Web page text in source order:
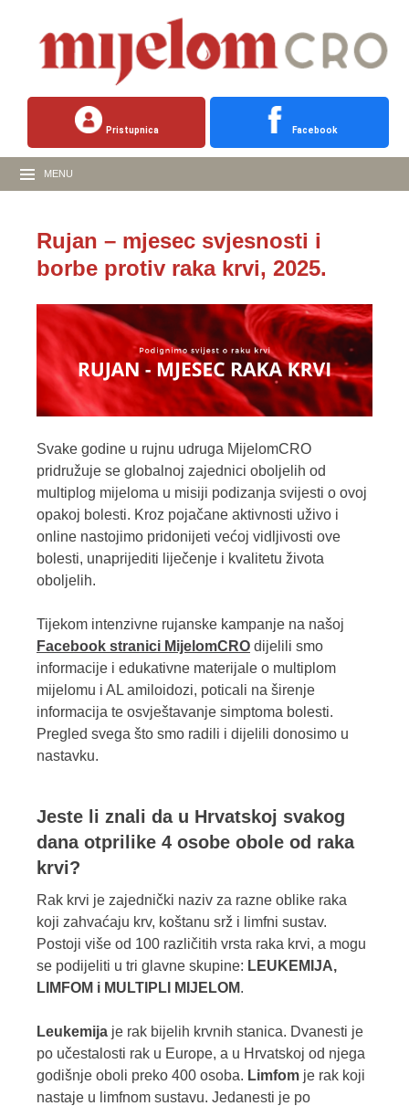
Pristupnica Facebook
MENU
Rujan – mjesec svjesnosti i
borbe protiv raka krvi, 2025.
Svake godine u rujnu udruga MijelomCRO
pridružuje se globalnoj zajednici oboljelih od
multiplog mijeloma u misiji podizanja svijesti o ovoj
opakoj bolesti. Kroz pojačane aktivnosti uživo i
online nastojimo pridonijeti većoj vidljivosti ove
bolesti, unaprijediti liječenje i kvalitetu života
oboljelih.
Tijekom intenzivne rujanske kampanje na našoj
Facebook stranici MijelomCRO dijelili smo
informacije i edukativne materijale o multiplom
mijelomu i AL amiloidozi, poticali na širenje
informacija te osvještavanje simptoma bolesti.
Pregled svega što smo radili i dijelili donosimo u
nastavku.
Jeste li znali da u Hrvatskoj svakog
dana otprilike 4 osobe obole od raka
krvi?
Rak krvi je zajednički naziv za razne oblike raka
koji zahvaćaju krv, koštanu srž i limfni sustav.
Postoji više od 100 različitih vrsta raka krvi, a mogu
se podijeliti u tri glavne skupine: LEUKEMIJA,
LIMFOM i MULTIPLI MIJELOM.
Leukemija je rak bijelih krvnih stanica. Dvanesti je
po učestalosti rak u Europe, a u Hrvatskoj od njega
godišnje oboli preko 400 osoba. Limfom je rak koji
nastaje u limfnom sustavu. Jedanesti je po